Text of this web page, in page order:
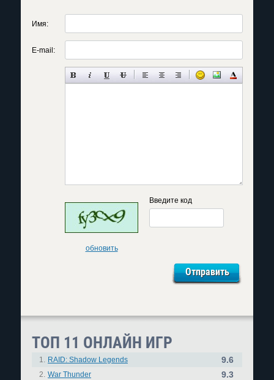
Имя:
E-mail:
обновить
Введите код
ТОП 11 ОНЛАЙН ИГР
1. RAID: Shadow Legends 9.6
2. War Thunder 9.3